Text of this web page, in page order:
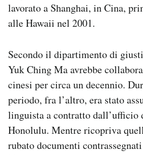
lavorato a Shanghai, in Cina,
alle Hawaii nel 2001.
Secondo il dipartimento di
Yuk Ching Ma avrebbe
cinesi per circa un decennio.
periodo, fra l’altro, era stato
linguista a contratto dall’ufficio
Honolulu. Mentre ricopriva
rubato documenti